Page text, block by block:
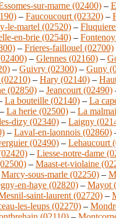
sur-marne (02400) –
– Faucoucourt (02320) –
le-martel (02520) –
en-brie (02540) –
– Frieres-faillouel (02700)
– Glennes (02160) –
– Guivry (02300) – Guny
– Hary (02140) –
(02850) – Jeancourt (02490)
La bouteille (02140) – La
– La herie (02500) – La
dizy (02340) – Laigny
– Laval-en-laonnois (02860)
(02490) – Lehaucourt
– Liesse-notre-dame
– Maast-et-violaine
Marcy-sous-marle (02250) –
en-haye (02820) – Mayot
saint-laurent (02720) –
les-leups (02270) –